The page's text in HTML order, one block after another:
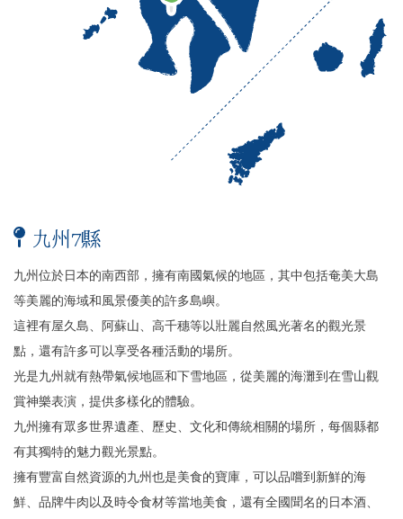
九州7縣
九州位於日本的南西部，擁有南國氣候的地區，其中包括奄美大島
等美麗的海域和風景優美的許多島嶼。
這裡有屋久島、阿蘇山、高千穗等以壯麗自然風光著名的觀光景
點，還有許多可以享受各種活動的場所。
光是九州就有熱帶氣候地區和下雪地區，從美麗的海灘到在雪山觀
賞神樂表演，提供多樣化的體驗。
九州擁有眾多世界遺產、歷史、文化和傳統相關的場所，每個縣都
有其獨特的魅力觀光景點。
擁有豐富自然資源的九州也是美食的寶庫，可以品嚐到新鮮的海
鮮、品牌牛肉以及時令食材等當地美食，還有全國聞名的日本酒、